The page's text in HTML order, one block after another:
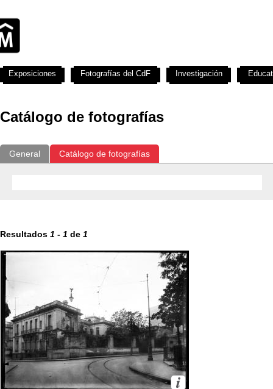
Catálogo de fotografías
General Catálogo de fotografías
Resultados 1 - 1 de 1
Exposiciones Fotografías del CdF Investigación